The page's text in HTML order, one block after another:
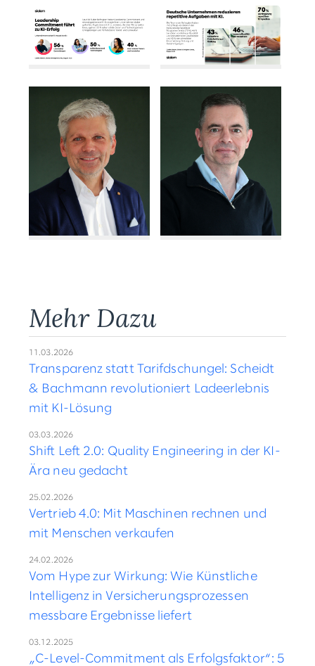
Mehr Dazu
11.03.2026
Transparenz statt Tarifdschungel: Scheidt
& Bachmann revolutioniert Ladeerlebnis
mit KI-Lösung
03.03.2026
Shift Left 2.0: Quality Engineering in der KI-
Ära neu gedacht
25.02.2026
Vertrieb 4.0: Mit Maschinen rechnen und
mit Menschen verkaufen
24.02.2026
Vom Hype zur Wirkung: Wie Künstliche
Intelligenz in Versicherungsprozessen
messbare Ergebnisse liefert
03.12.2025
„C-Level-Commitment als Erfolgsfaktor“: 5